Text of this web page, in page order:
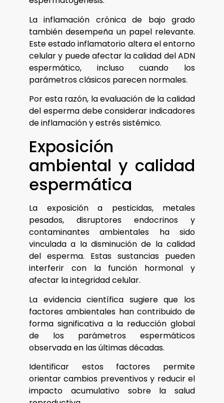
La inflamación crónica de bajo grado
también desempeña un papel relevante.
Este estado inflamatorio altera el entorno
celular y puede afectar la calidad del ADN
espermático, incluso cuando los
parámetros clásicos parecen normales.
Por esta razón, la evaluación de la calidad
del esperma debe considerar indicadores
de inflamación y estrés sistémico.
Exposición
ambiental y calidad
espermática
La exposición a pesticidas, metales
pesados, disruptores endocrinos y
contaminantes ambientales ha sido
vinculada a la disminución de la calidad
del esperma. Estas sustancias pueden
interferir con la función hormonal y
afectar la integridad celular.
La evidencia científica sugiere que los
factores ambientales han contribuido de
forma significativa a la reducción global
de los parámetros espermáticos
observada en las últimas décadas.
Identificar estos factores permite
orientar cambios preventivos y reducir el
impacto acumulativo sobre la salud